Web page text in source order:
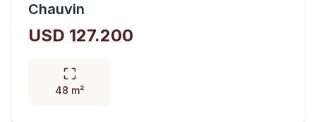
Chauvin
USD 127.200
48 m²